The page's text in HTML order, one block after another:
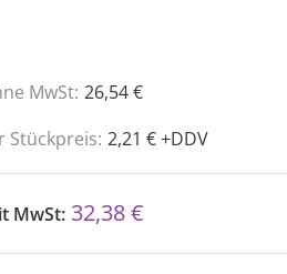
MwSt: 26,54 €
Stückpreis: 2,21 € +DDV
MwSt: 32,38 €